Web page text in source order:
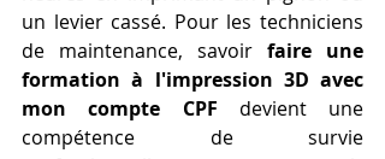
un levier cassé. Pour les techniciens
de maintenance, savoir faire une
formation à l'impression 3D avec
mon compte CPF devient une
compétence de survie